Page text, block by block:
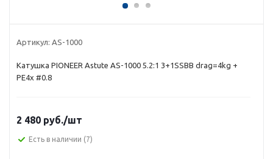
Артикул: AS-1000
Катушка PIONEER Astute AS-1000 5.2:1 3+1SSBB drag=4kg +
PE4x #0.8
2 480 руб./шт
Есть в наличии (7)